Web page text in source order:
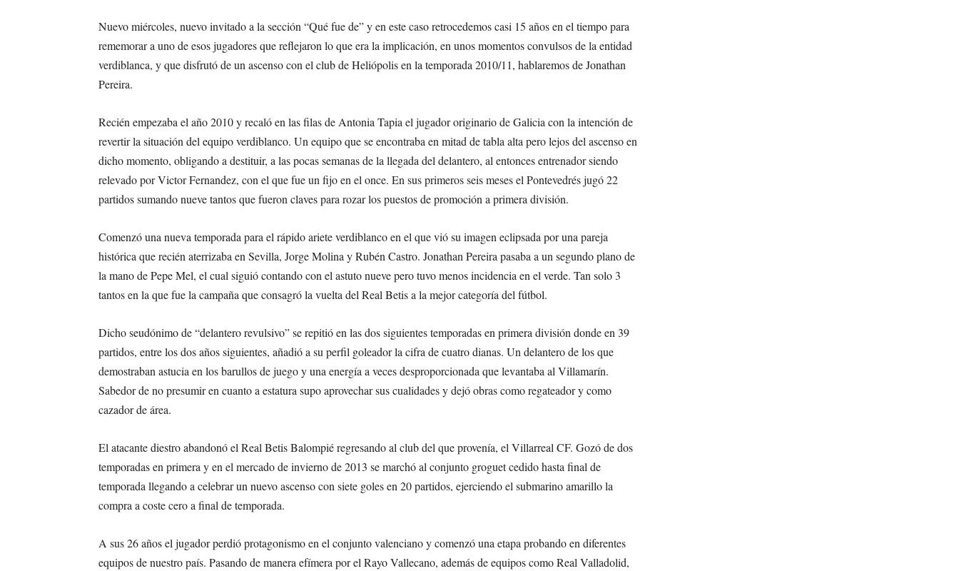
Nuevo miércoles, nuevo invitado a la sección “Qué fue de” y en este caso retrocedemos casi 15 años en el tiempo para
rememorar a uno de esos jugadores que reflejaron lo que era la implicación, en unos momentos convulsos de la entidad
verdiblanca, y que disfrutó de un ascenso con el club de Heliópolis en la temporada 2010/11, hablaremos de Jonathan
Pereira.
Recién empezaba el año 2010 y recaló en las filas de Antonia Tapia el jugador originario de Galicia con la intención de
revertir la situación del equipo verdiblanco. Un equipo que se encontraba en mitad de tabla alta pero lejos del ascenso en
dicho momento, obligando a destituir, a las pocas semanas de la llegada del delantero, al entonces entrenador siendo
relevado por Victor Fernandez, con el que fue un fijo en el once. En sus primeros seis meses el Pontevedrés jugó 22
partidos sumando nueve tantos que fueron claves para rozar los puestos de promoción a primera división.
Comenzó una nueva temporada para el rápido ariete verdiblanco en el que vió su imagen eclipsada por una pareja
histórica que recién aterrizaba en Sevilla, Jorge Molina y Rubén Castro. Jonathan Pereira pasaba a un segundo plano de
la mano de Pepe Mel, el cual siguió contando con el astuto nueve pero tuvo menos incidencia en el verde. Tan solo 3
tantos en la que fue la campaña que consagró la vuelta del Real Betis a la mejor categoría del fútbol.
Dicho seudónimo de “delantero revulsivo” se repitió en las dos siguientes temporadas en primera división donde en 39
partidos, entre los dos años siguientes, añadió a su perfil goleador la cifra de cuatro dianas. Un delantero de los que
demostraban astucia en los barullos de juego y una energía a veces desproporcionada que levantaba al Villamarín.
Sabedor de no presumir en cuanto a estatura supo aprovechar sus cualidades y dejó obras como regateador y como
cazador de área.
El atacante diestro abandonó el Real Betis Balompié regresando al club del que provenía, el Villarreal CF. Gozó de dos
temporadas en primera y en el mercado de invierno de 2013 se marchó al conjunto groguet cedido hasta final de
temporada llegando a celebrar un nuevo ascenso con siete goles en 20 partidos, ejerciendo el submarino amarillo la
compra a coste cero a final de temporada.
A sus 26 años el jugador perdió protagonismo en el conjunto valenciano y comenzó una etapa probando en diferentes
equipos de nuestro país. Pasando de manera efímera por el Rayo Vallecano, además de equipos como Real Valladolid,